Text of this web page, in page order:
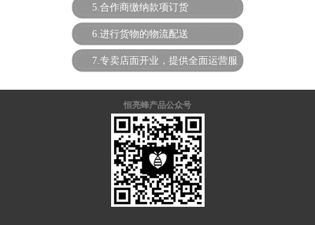
5.合作商缴纳款项订货
6.进行货物的物流配送
7.专卖店面开业，提供全面运营服
恒亮蜂产品公众号